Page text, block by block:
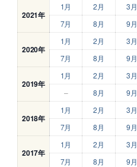
2021年
1月 2月 3月
7月
8月 9月
2020年
1月 2月 3月
7月
8月 9月
2019年
1月 2月 3月
–
8月 9月
2018年
1月 2月 3月
7月
8月 9月
2017年
1月 2月 3月
7月
8月 9月